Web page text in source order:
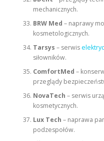
mechanicznych.
BRW Med – naprawy
kosmetologicznych.
Tarsys – serwis
siłowników.
ComfortMed –
przeglądy
NovaTech – serwis
kosmetycznych.
Lux Tech – naprawa
podzespołów.